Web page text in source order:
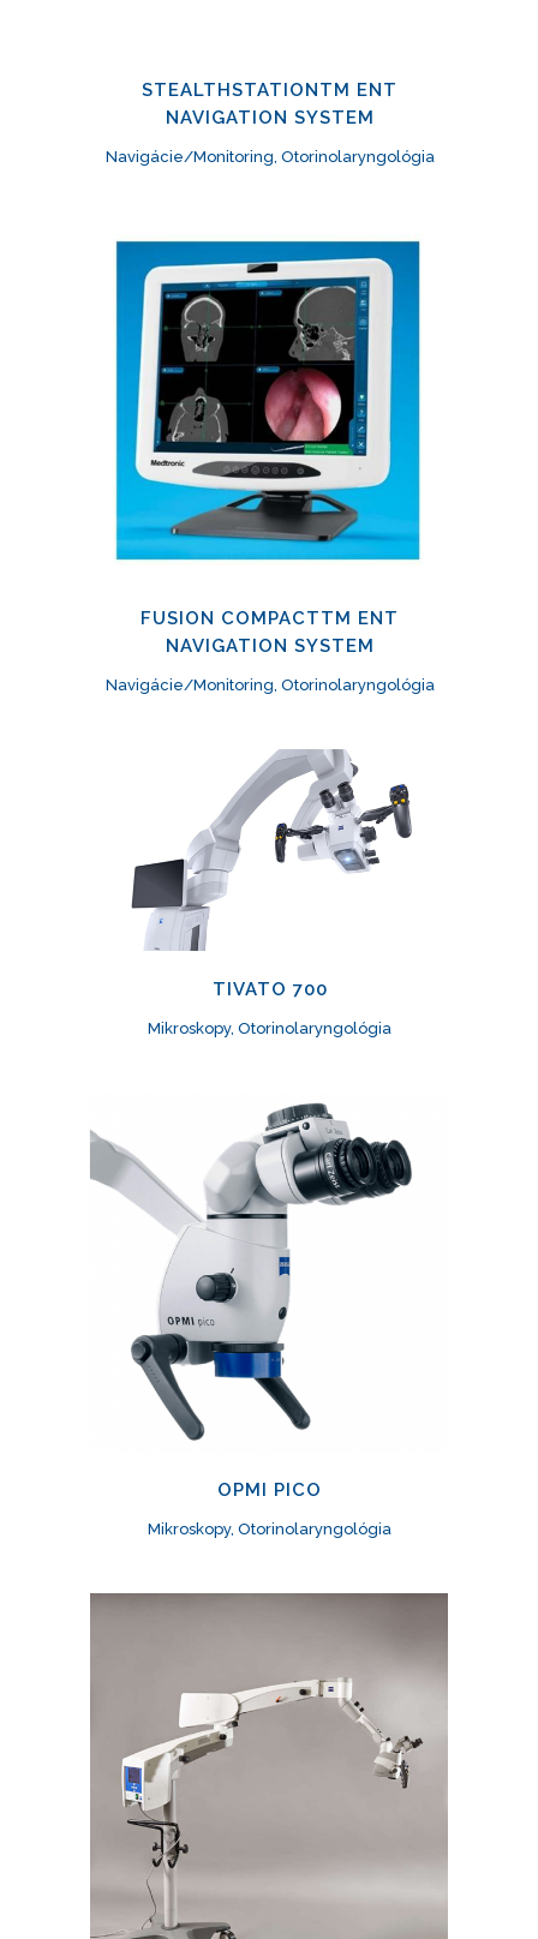
STEALTHSTATIONTM ENT
NAVIGATION SYSTEM
Navigácie/Monitoring, Otorinolaryngológia
FUSION COMPACTTM ENT
NAVIGATION SYSTEM
Navigácie/Monitoring, Otorinolaryngológia
TIVATO 700
Mikroskopy, Otorinolaryngológia
OPMI PICO
Mikroskopy, Otorinolaryngológia